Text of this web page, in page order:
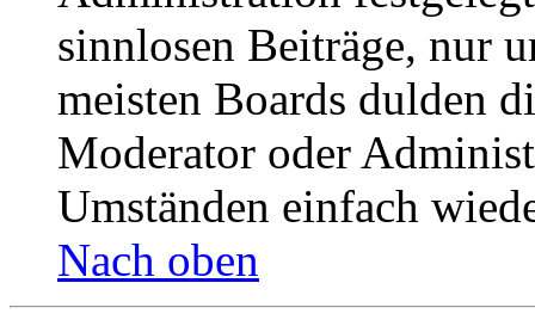
sinnlosen Beiträge, nur
meisten Boards dulden
Moderator oder
Umständen einfach
Nach oben